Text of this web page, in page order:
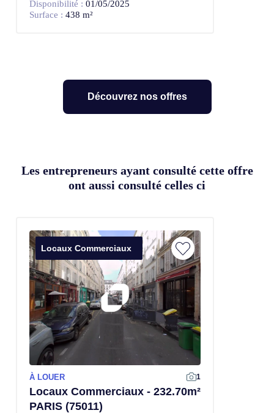
Disponibilité : 01/05/2025
Surface : 438 m²
Découvrez nos offres
Les entrepreneurs ayant consulté cette offre
ont aussi consulté celles ci
Locaux Commerciaux
À LOUER 1
Locaux Commerciaux - 232.70m²
PARIS (75011)